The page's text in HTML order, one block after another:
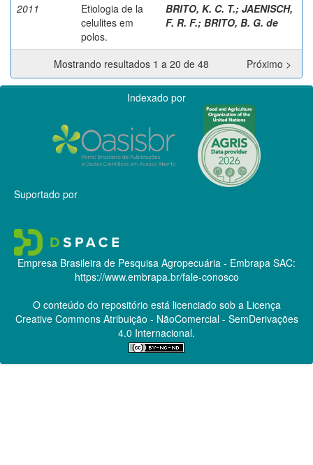
2011
Etiologia de la
celulites em
polos.
BRITO, K. C. T.; JAENISCH,
F. R. F.; BRITO, B. G. de
Mostrando resultados 1 a 20 de 48 Próximo >
Indexado por
Suportado por
Empresa Brasileira de Pesquisa Agropecuária - Embrapa SAC:
https://www.embrapa.br/fale-conosco
O conteúdo do repositório está licenciado sob a Licença
Creative CommonsAtribuição - NãoComercial - SemDerivações
4.0 Internacional.